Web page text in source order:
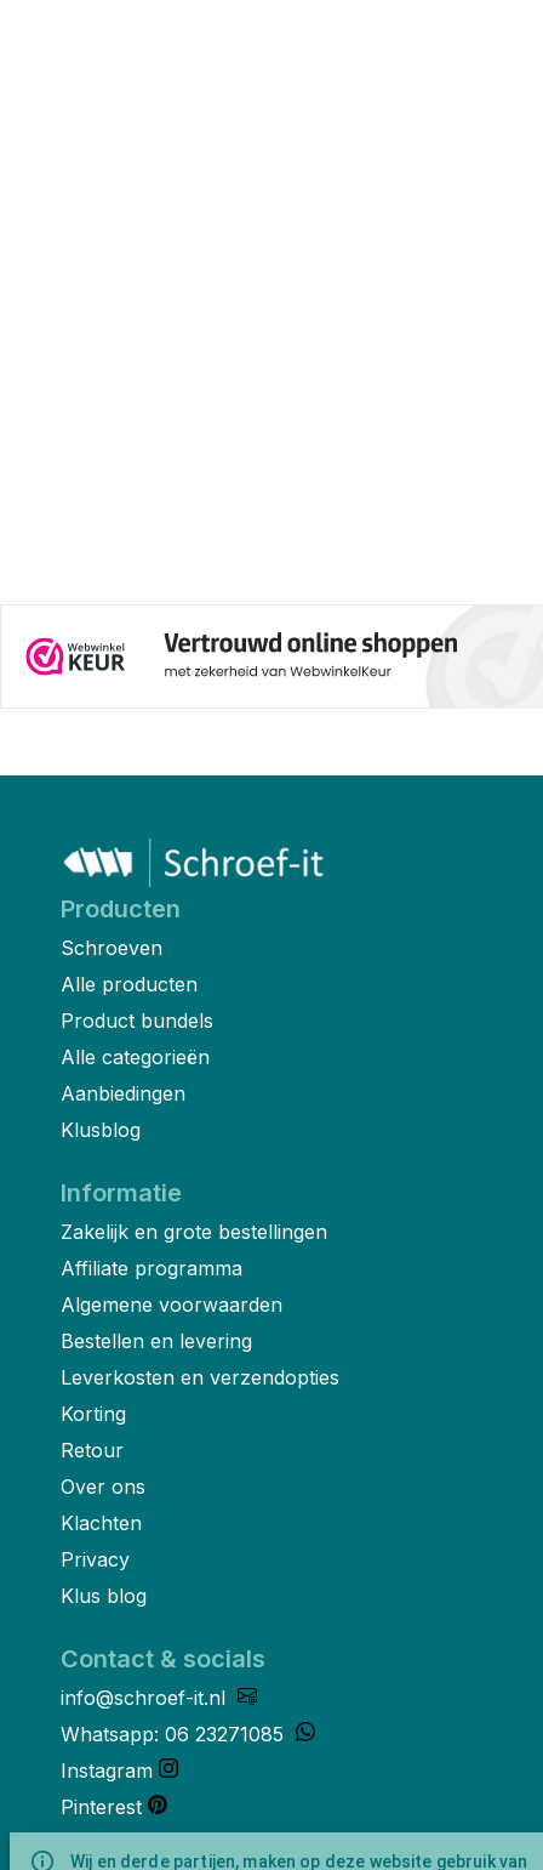
Wij en derde partijen, maken op deze website gebruik van
Producten
Schroeven
Alle producten
Product bundels
Alle categorieën
Aanbiedingen
Klusblog
Informatie
Zakelijk en grote bestellingen
Affiliate programma
Algemene voorwaarden
Bestellen en levering
Leverkosten en verzendopties
Korting
Retour
Over ons
Klachten
Privacy
Klus blog
Contact & socials
info@schroef-it.nl
Whatsapp: 06 23271085
Instagram
Pinterest